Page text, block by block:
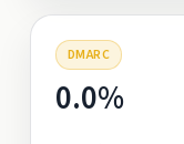
DMARC
0.0%